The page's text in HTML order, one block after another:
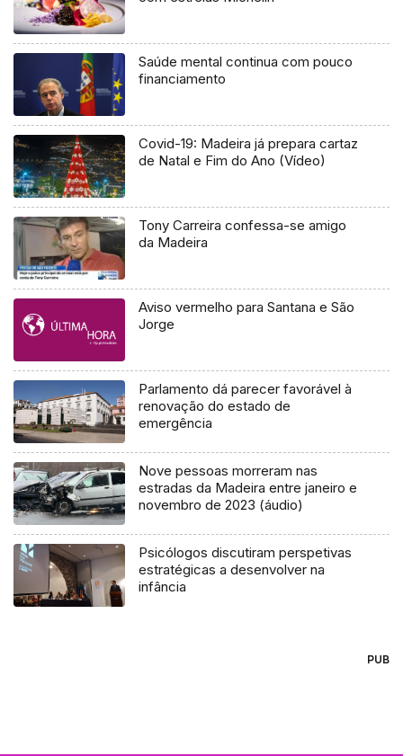
Saúde mental continua com pouco
financiamento
Covid-19: Madeira já prepara cartaz
de Natal e Fim do Ano (Vídeo)
Tony Carreira confessa-se amigo
da Madeira
Aviso vermelho para Santana e São
Jorge
Parlamento dá parecer favorável à
renovação do estado de
emergência
Nove pessoas morreram nas
estradas da Madeira entre janeiro e
novembro de 2023 (áudio)
Psicólogos discutiram perspetivas
estratégicas a desenvolver na
infância
PUB